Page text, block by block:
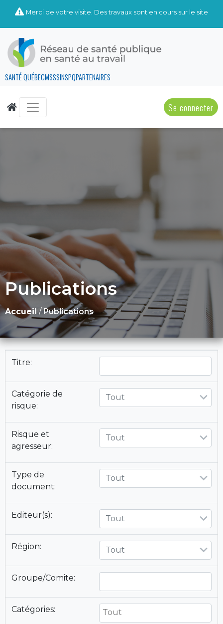
Merci de votre visite. Des travaux sont en cours sur le site
SANTÉ QUÉBECMSSSINSPQPARTENAIRES
Se connecter
Publications
Accueil /Publications
Titre:
Catégorie de
risque:
Tout
Risque et
agresseur:
Tout
Type de
document:
Tout
Editeur(s): Tout
Région: Tout
Groupe/Comite:
Catégories: